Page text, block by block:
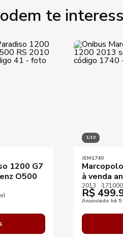
te
1200 G7
O500
1/10
JEM1740
à venda
2013
R$
Anunciado há